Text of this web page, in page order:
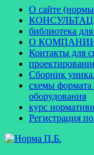
О сайте
библиотека
О КОМПАНИИ
Контакты для
Сборник
схемы
оборудования
курс
Регистрация